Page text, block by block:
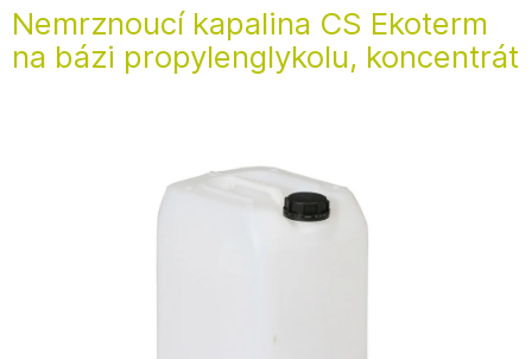
Nemrznoucí kapalina CS Ekoterm
na bázi propylenglykolu, koncentrát